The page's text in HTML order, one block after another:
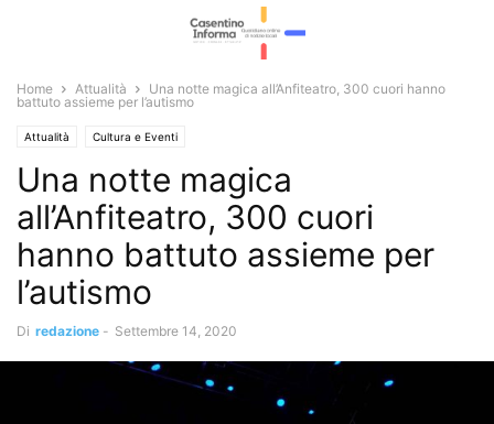
Home Attualità
Una notte magica all’Anfiteatro, 300 cuori hanno
battuto assieme per l’autismo
Attualità Cultura e Eventi
Una notte magica
all’Anfiteatro, 300 cuori
hanno battuto assieme per
l’autismo
Di redazione - Settembre 14, 2020